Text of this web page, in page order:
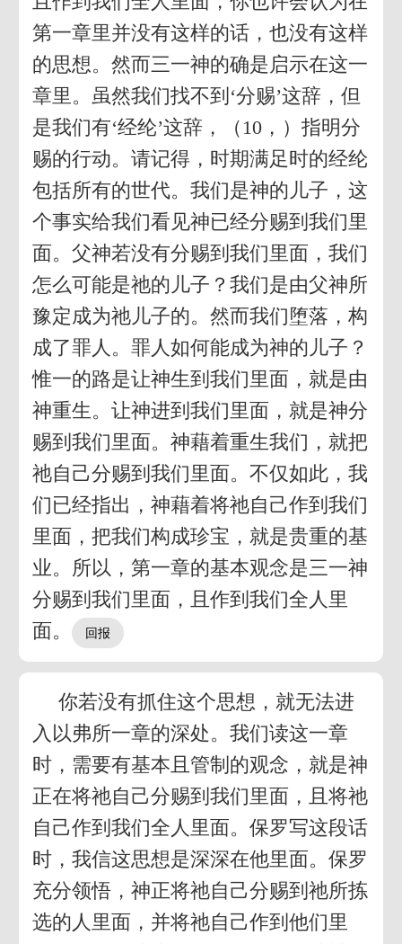
第一章里并没有这样的话，也没有这样
的思想。然而三一神的确是启示在这一
章里。虽然我们找不到‘分赐’这辞，但
是我们有‘经纶’这辞，（10，）指明分
赐的行动。请记得，时期满足时的经纶
包括所有的世代。我们是神的儿子，这
个事实给我们看见神已经分赐到我们里
面。父神若没有分赐到我们里面，我们
怎么可能是祂的儿子？我们是由父神所
豫定成为祂儿子的。然而我们堕落，构
成了罪人。罪人如何能成为神的儿子？
惟一的路是让神生到我们里面，就是由
神重生。让神进到我们里面，就是神分
赐到我们里面。神藉着重生我们，就把
祂自己分赐到我们里面。不仅如此，我
们已经指出，神藉着将祂自己作到我们
里面，把我们构成珍宝，就是贵重的基
业。所以，第一章的基本观念是三一神
分赐到我们里面，且作到我们全人里
面。
你若没有抓住这个思想，就无法进
入以弗所一章的深处。我们读这一章
时，需要有基本且管制的观念，就是神
正在将祂自己分赐到我们里面，且将祂
自己作到我们全人里面。保罗写这段话
时，我信这思想是深深在他里面。保罗
充分领悟，神正将祂自己分赐到祂所拣
选的人里面，并将祂自己作到他们里